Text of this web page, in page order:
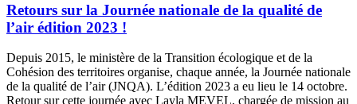
Retours sur la Journée nationale de la qualité de
l’air édition 2023 !
Depuis 2015, le ministère de la Transition écologique et de la
Cohésion des territoires organise, chaque année, la Journée nationale
de la qualité de l’air (JNQA). L’édition 2023 a eu lieu le 14 octobre.
Retour sur cette journée avec Layla MEVEL, chargée de mission au